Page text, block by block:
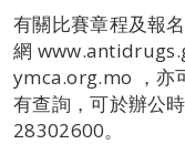
有關比賽章程及報
網
ymca.org.mo ，亦
有查詢，可於辦公
28302600。